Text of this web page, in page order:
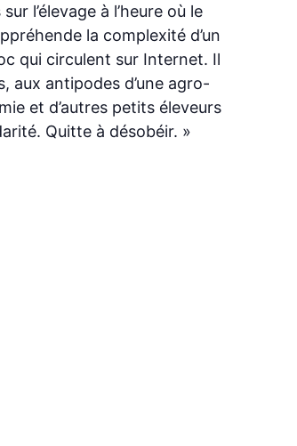
l’élevage à l’heure où le
la complexité d’un
qui circulent sur Internet. Il
aux antipodes d’une agro-
et d’autres petits éleveurs
Quitte à désobéir. »